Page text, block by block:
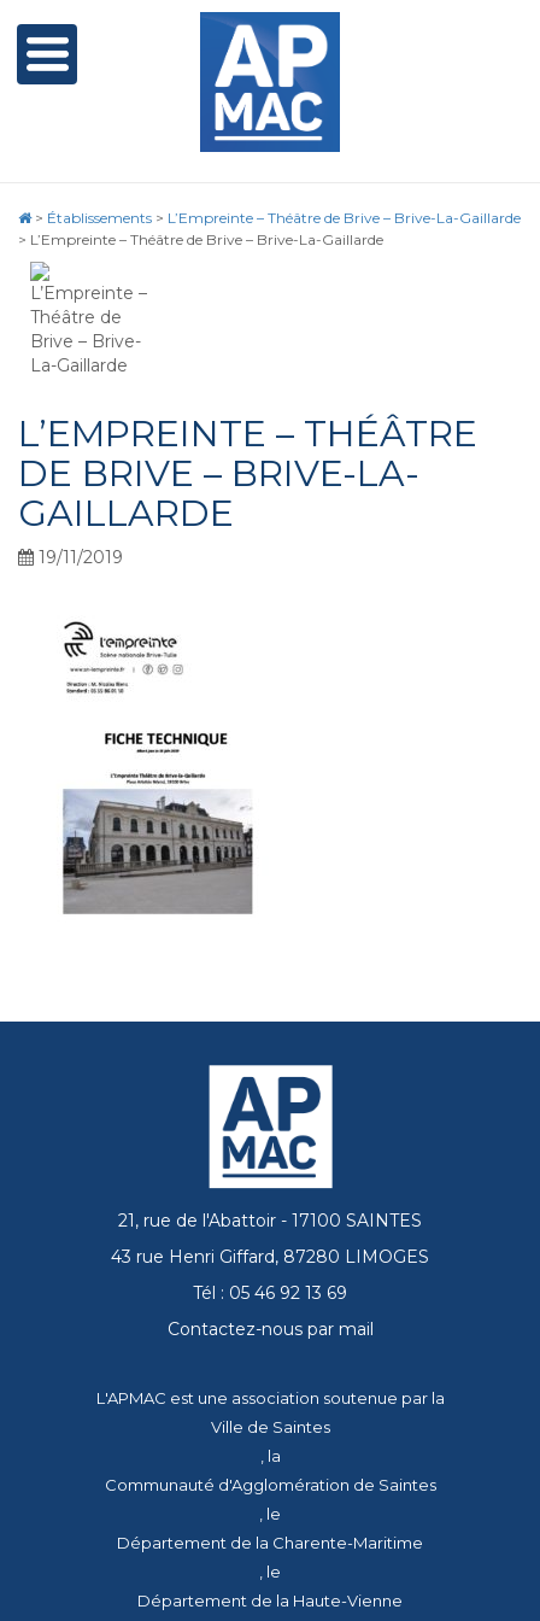
> Établissements > L’Empreinte – Théâtre de Brive – Brive-La-Gaillarde
> L’Empreinte – Théâtre de Brive – Brive-La-Gaillarde
L’EMPREINTE – THÉÂTRE
DE BRIVE – BRIVE-LA-
GAILLARDE
19/11/2019
21, rue de l'Abattoir - 17100 SAINTES
43 rue Henri Giffard, 87280 LIMOGES
Tél : 05 46 92 13 69
Contactez-nous par mail
L'APMAC est une association soutenue par la
Ville de Saintes
, la
Communauté d'Agglomération de Saintes
, le
Département de la Charente-Maritime
, le
Département de la Haute-Vienne